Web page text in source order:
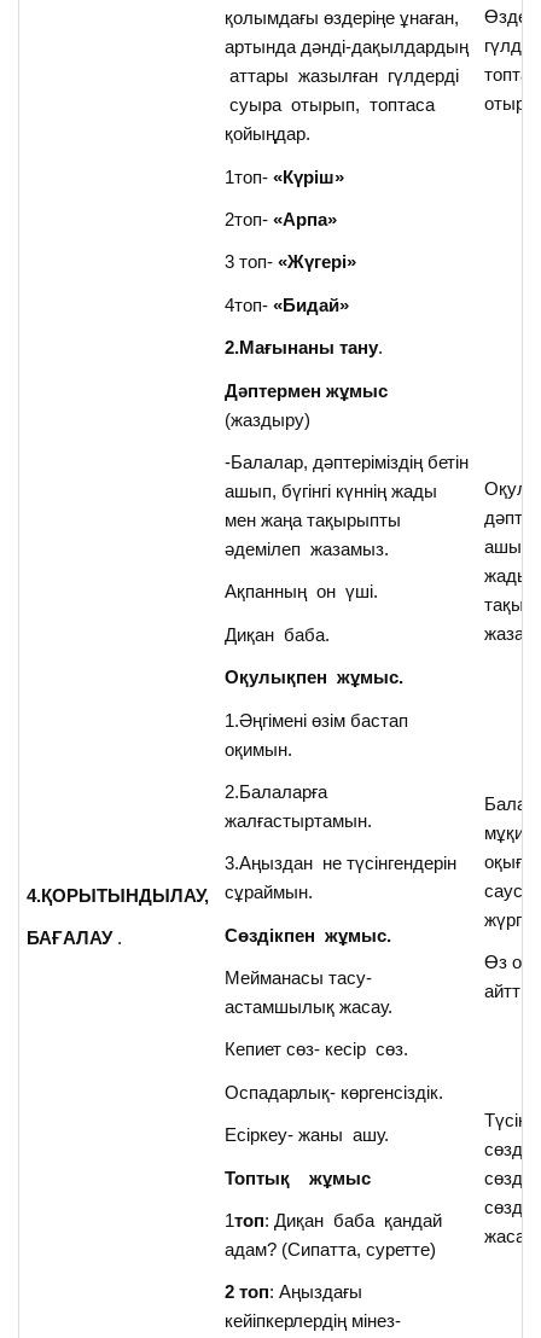
4.ҚОРЫТЫНДЫЛАУ,
БАҒАЛАУ.
қолымдағы өздеріңе ұнаған,
артында дәнді-дақылдардың
аттары жазылған гүлдерді
суыра отырып, топтаса
қойыңдар.
1топ-«Күріш»
2топ-«Арпа»
3 топ-«Жүгері»
4топ-«Бидай»
2.Мағынаны тану.
Дәптермен жұмыс
(жаздыру)
-Балалар, дәптеріміздің бетін
ашып, бүгінгі күннің жады
мен жаңа тақырыпты
әдемілеп жазамыз.
Ақпанның он үші.
Диқан баба.
Оқулықпен жұмыс.
1.Әңгімені өзім бастап
оқимын.
2.Балаларға
жалғастыртамын.
3.Аңыздан не түсінгендерін
сұраймын.
Сөздікпен жұмыс.
Мейманасы тасу-
астамшылық жасау.
Кепиет сөз- кесір сөз.
Оспадарлық- көргенсіздік.
Есіркеу- жаны ашу.
Топтық жұмыс
1топ: Диқан баба қандай
адам? (Сипатта, суретте)
2 топ: Аңыздағы
кейіпкерлердің мінез-
ашып,
жады
Өз
айтты.